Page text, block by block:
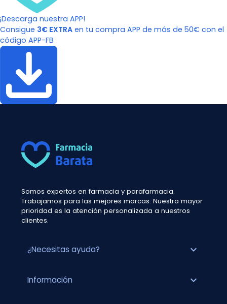
¡Descarga nuestra APP!
Consigue 3€ EXTRA en tu compra APP de más de 50€ con el
código APP-FB
Somos expertos en farmacia y parafarmacia.
Trabajamos para las mejores marcas. Nuestra mayor
prioridad es la atención personalizada a nuestros
clientes.
¿Necesitas ayuda? expand_more
Información expand_more